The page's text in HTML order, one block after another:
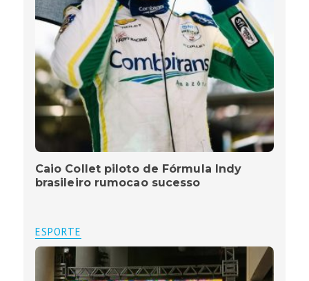
Caio Collet piloto de Fórmula Indy
brasileiro rumocao sucesso
ESPORTE